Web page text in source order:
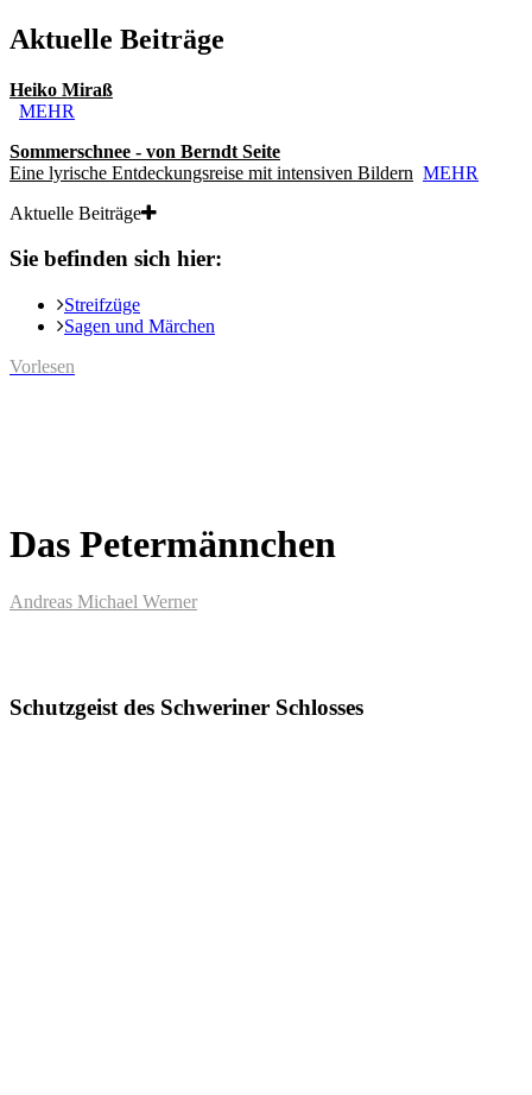
Aktuelle Beiträge
Heiko Miraß
MEHR
Sommerschnee - von Berndt Seite
Eine lyrische Entdeckungsreise mit intensiven Bildern MEHR
Aktuelle Beiträge
Sie befinden sich hier:
Streifzüge
Sagen und Märchen
Vorlesen
Das Petermännchen
Andreas Michael Werner
Schutzgeist des Schweriner Schlosses